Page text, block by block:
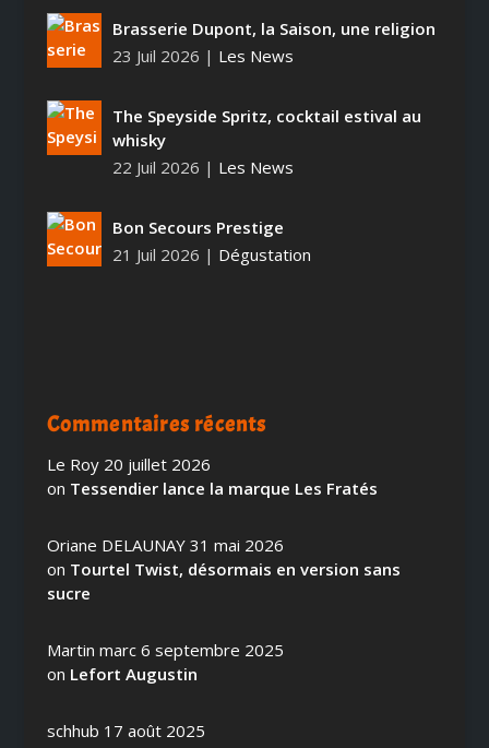
Brasserie Dupont, la Saison, une religion
23 Juil 2026 | Les News
The Speyside Spritz, cocktail estival au
whisky
22 Juil 2026 | Les News
Bon Secours Prestige
21 Juil 2026 | Dégustation
Commentaires récents
Le Roy 20 juillet 2026
on Tessendier lance la marque Les Fratés
Oriane DELAUNAY 31 mai 2026
on Tourtel Twist, désormais en version sans
sucre
Martin marc 6 septembre 2025
on Lefort Augustin
schhub 17 août 2025